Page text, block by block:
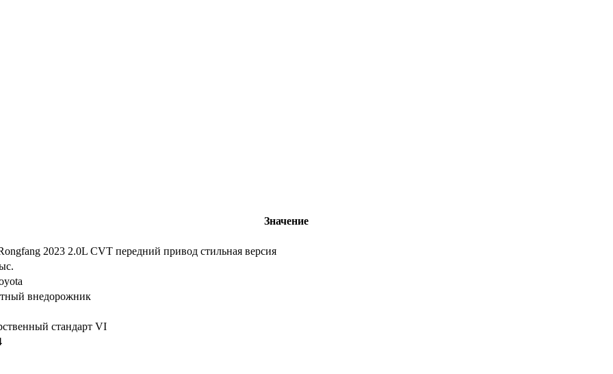
Значение
2023 2.0L CVT передний привод стильная версия
внедорожник
стандарт VI